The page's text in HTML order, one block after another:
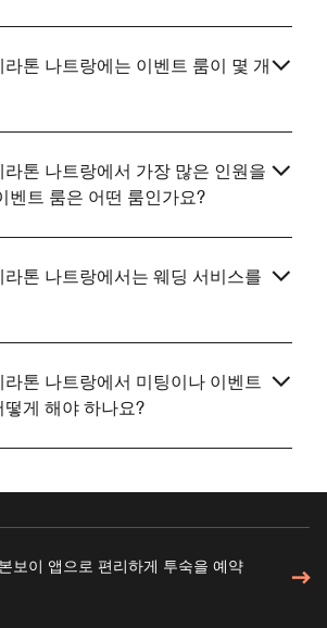
톤 나트랑에는 이벤트 룸이 몇 개
톤 나트랑에서 가장 많은 인원을
벤트 룸은 어떤 룸인가요?
톤 나트랑에서는 웨딩 서비스를
톤 나트랑에서 미팅이나 이벤트
게 해야 하나요?
보이 앱으로 편리하게 투숙을 예약